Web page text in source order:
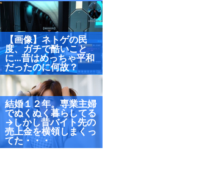
【画像】ネトゲの民
度、ガチで酷いこと
に…昔はめっちゃ平和
だったのに何故？
結婚１２年。専業主婦
でぬくぬく暮らしてる
→しかし昔バイト先の
売上金を横領しまくっ
てた・・・